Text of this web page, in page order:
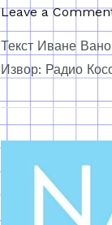
Leave a
Текст Иване
Извор: Радио